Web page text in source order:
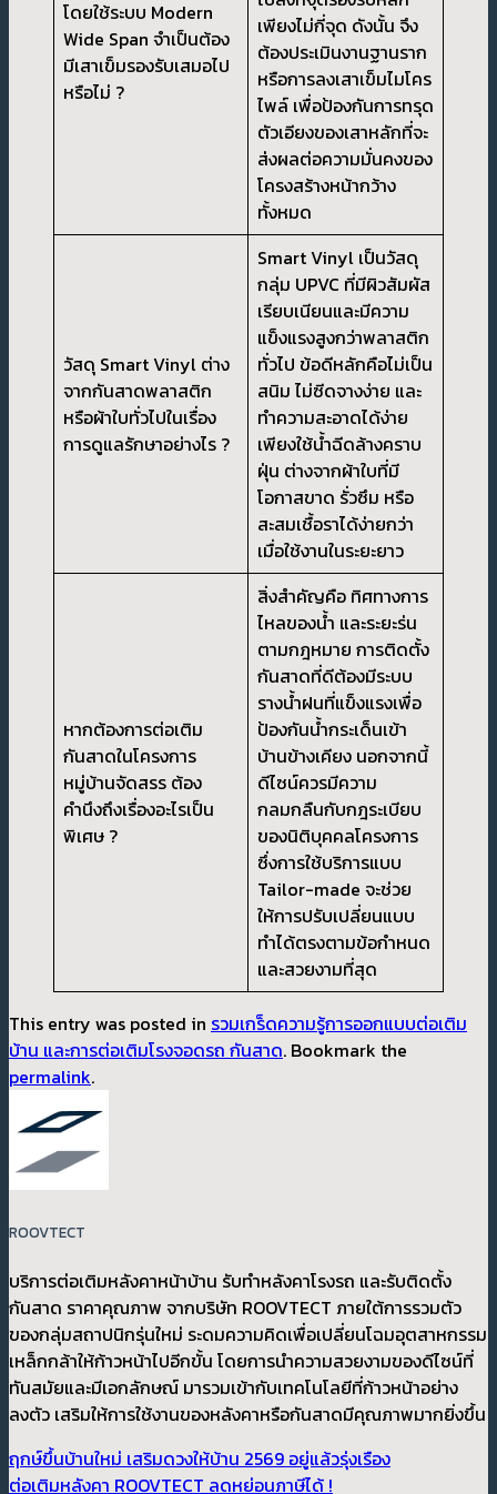
โดยใช้ระบบ Modern
Wide Span จำเป็นต้อง
มีเสาเข็มรองรับเสมอไป
หรือไม่ ?
เพียงไม่กี่จุด ดังนั้น จึง
ต้องประเมินงานฐานราก
หรือการลงเสาเข็มไมโคร
ไพล์ เพื่อป้องกันการทรุด
ตัวเอียงของเสาหลักที่จะ
ส่งผลต่อความมั่นคงของ
โครงสร้างหน้ากว้าง
ทั้งหมด
วัสดุ Smart Vinyl ต่าง
จากกันสาดพลาสติก
หรือผ้าใบทั่วไปในเรื่อง
การดูแลรักษาอย่างไร ?
Smart Vinyl เป็นวัสดุ
กลุ่ม UPVC ที่มีผิวสัมผัส
เรียบเนียนและมีความ
แข็งแรงสูงกว่าพลาสติก
ทั่วไป ข้อดีหลักคือไม่เป็น
สนิม ไม่ซีดจางง่าย และ
ทำความสะอาดได้ง่าย
เพียงใช้น้ำฉีดล้างคราบ
ฝุ่น ต่างจากผ้าใบที่มี
โอกาสขาด รั่วซึม หรือ
สะสมเชื้อราได้ง่ายกว่า
เมื่อใช้งานในระยะยาว
หากต้องการต่อเติม
กันสาดในโครงการ
หมู่บ้านจัดสรร ต้อง
คำนึงถึงเรื่องอะไรเป็น
พิเศษ ?
สิ่งสำคัญคือ ทิศทางการ
ไหลของน้ำ และระยะร่น
ตามกฎหมาย การติดตั้ง
กันสาดที่ดีต้องมีระบบ
รางน้ำฝนที่แข็งแรงเพื่อ
ป้องกันน้ำกระเด็นเข้า
บ้านข้างเคียง นอกจากนี้
ดีไซน์ควรมีความ
กลมกลืนกับกฎระเบียบ
ของนิติบุคคลโครงการ
ซึ่งการใช้บริการแบบ
Tailor-made จะช่วย
ให้การปรับเปลี่ยนแบบ
ทำได้ตรงตามข้อกำหนด
และสวยงามที่สุด
This entry was posted in รวมเกร็ดความรู้การออกแบบต่อเติม
บ้าน และการต่อเติมโรงจอดรถ กันสาด. Bookmark the
permalink.
ROOVTECT
บริการต่อเติมหลังคาหน้าบ้าน รับทำหลังคาโรงรถ และรับติดตั้ง
กันสาด ราคาคุณภาพ จากบริษัท ROOVTECT ภายใต้การรวมตัว
ของกลุ่มสถาปนิกรุ่นใหม่ ระดมความคิดเพื่อเปลี่ยนโฉมอุตสาหกรรม
เหล็กกล้าให้ก้าวหน้าไปอีกขั้น โดยการนำความสวยงามของดีไซน์ที่
ทันสมัยและมีเอกลักษณ์ มารวมเข้ากับเทคโนโลยีที่ก้าวหน้าอย่าง
ลงตัว เสริมให้การใช้งานของหลังคาหรือกันสาดมีคุณภาพมากยิ่งขึ้น
ฤกษ์ขึ้นบ้านใหม่ เสริมดวงให้บ้าน 2569 อยู่แล้วรุ่งเรือง
ต่อเติมหลังคา ROOVTECT ลดหย่อนภาษีได้ !